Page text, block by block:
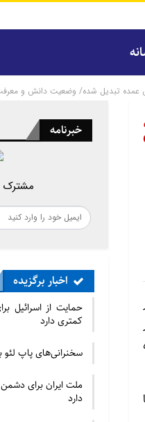
عمده تبدیل شده/ وضعیت دانش و
خبرنامه
مشترک
اخبار برگزیده
حمایت از اسرائیل
کمتری دارد
سخنرانی‌های پاپ
ملت ایران برای
دارد